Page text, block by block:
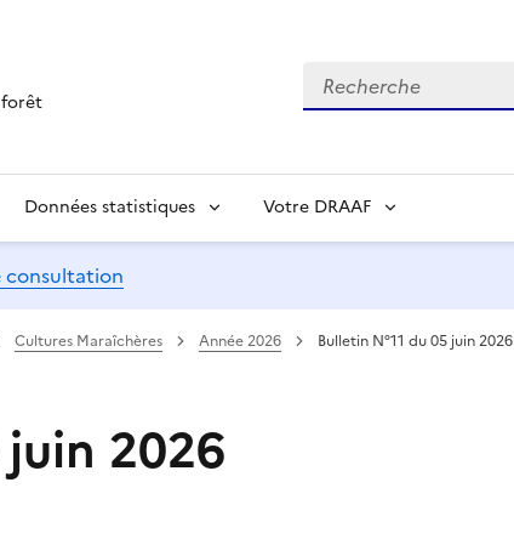
forêt
Recherche
Données statistiques Votre DRAAF
consultation
Cultures Maraîchères Année 2026 Bulletin N°11 du 05 juin 2026
2026